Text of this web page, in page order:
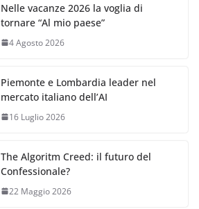
Nelle vacanze 2026 la voglia di
tornare “Al mio paese”
4 Agosto 2026
Piemonte e Lombardia leader nel
mercato italiano dell’AI
16 Luglio 2026
The Algoritm Creed: il futuro del
Confessionale?
22 Maggio 2026